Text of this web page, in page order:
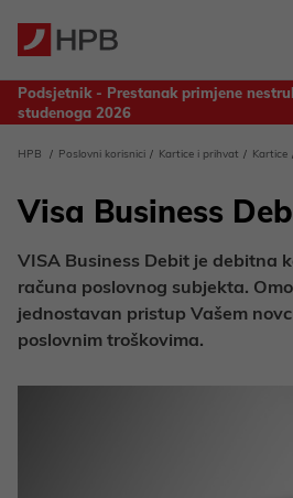
Podsjetnik - Prestanak primjene
studenoga 2026
ostvarene u 2025. godini
HPB Poslovni korisnici Kartice i prihvat Kartice
Visa Business
VISA Business Debit je debitna
računa poslovnog subjekta.
jednostavan pristup Vašem
poslovnim troškovima.